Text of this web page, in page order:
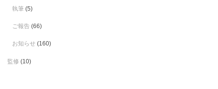
執筆 (5)
ご報告 (66)
お知らせ (160)
監修 (10)